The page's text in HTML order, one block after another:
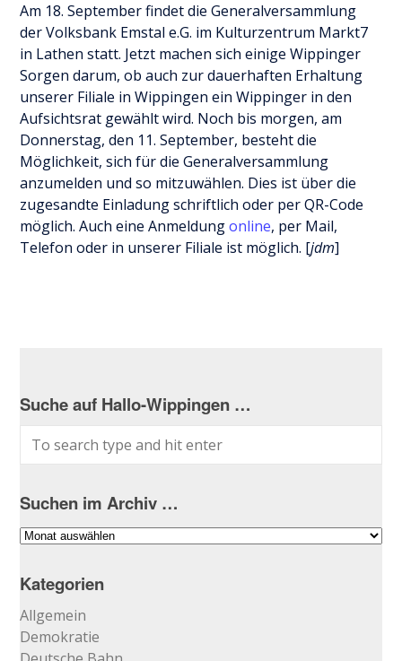
Am 18. September findet die Generalversammlung
der Volksbank Emstal e.G. im Kulturzentrum Markt7
in Lathen statt. Jetzt machen sich einige Wippinger
Sorgen darum, ob auch zur dauerhaften Erhaltung
unserer Filiale in Wippingen ein Wippinger in den
Aufsichtsrat gewählt wird. Noch bis morgen, am
Donnerstag, den 11. September, besteht die
Möglichkeit, sich für die Generalversammlung
anzumelden und so mitzuwählen. Dies ist über die
zugesandte Einladung schriftlich oder per QR-Code
möglich. Auch eine Anmeldungonline, per Mail,
Telefon oder in unserer Filiale ist möglich. [jdm]
Suche auf Hallo-Wippingen …
Suchen im Archiv …
Suchen
Archiv
Kategorien
Allgemein
Demokratie